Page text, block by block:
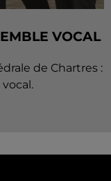
VOCAL
de Chartres :